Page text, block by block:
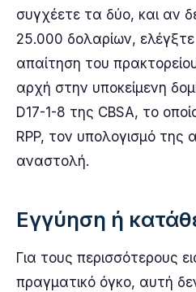
συγχέετε τα δύο, και αν
25.000 δολαρίων, ελέγξτε
απαίτηση του
αρχή στην υποκείμενη
D17-1-8 της CBSA, το
RPP, τον υπολογισμό της
αναστολή.
Εγγύηση ή
Για τους περισσότερους
πραγματικό όγκο, αυτή